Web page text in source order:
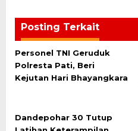
Posting Terkait
Personel TNI Geruduk
Polresta Pati, Beri
Kejutan Hari Bhayangkara
Dandepohar 30 Tutup